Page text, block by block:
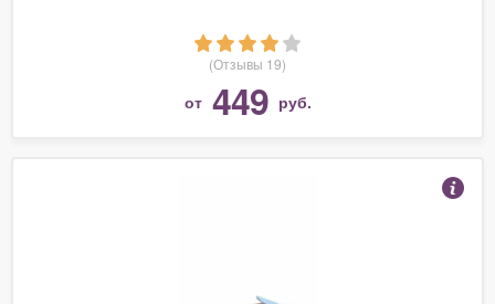
(Отзывы 19)
от 449 руб.